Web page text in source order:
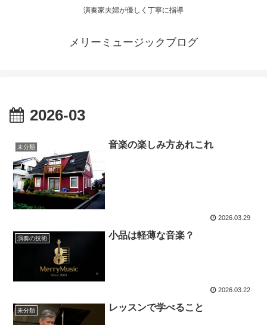
演奏家夫婦が優しく丁寧に指導
メリーミュージックブログ
2026-03
未分類 音楽の楽しみ方あれこれ
2026.03.29
演奏の技術 小品は軽薄な音楽？
2026.03.22
未分類 レッスンで学べること